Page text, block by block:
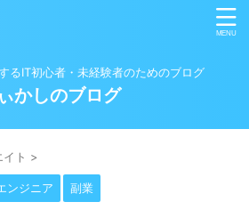
るIT初心者・未経験者のためのブログ
かしのブログ
ト >
ンジニア 副業